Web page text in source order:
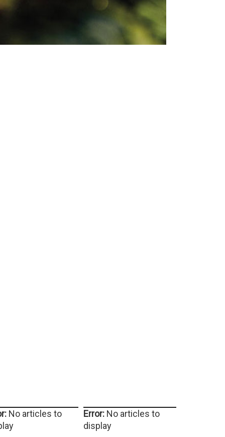
No articles to
Error: No articles to
display